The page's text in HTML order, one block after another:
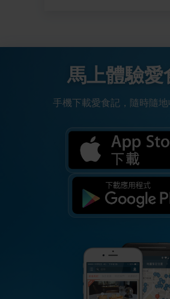
馬上體驗愛
手機下載愛食記，隨時隨地